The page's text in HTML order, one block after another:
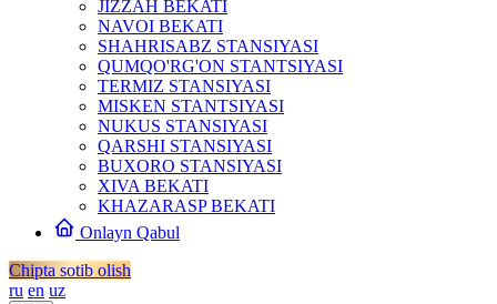
JIZZAH BEKATI
NAVOI BEKATI
SHAHRISABZ STANSIYASI
QUMQO'RG'ON STANTSIYASI
TERMIZ STANSIYASI
MISKEN STANTSIYASI
NUKUS STANSIYASI
QARSHI STANSIYASI
BUXORO STANSIYASI
XIVA BEKATI
KHAZARASP BEKATI
Onlayn Qabul
Chipta sotib olish
ru en uz